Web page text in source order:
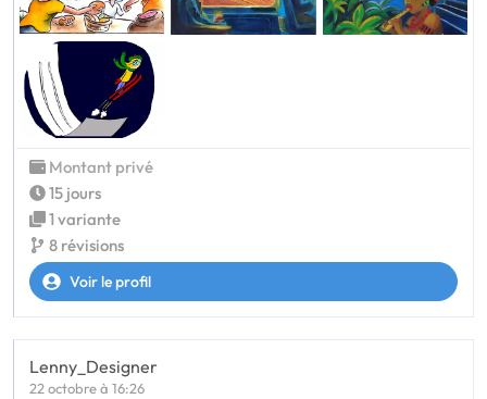
Montant privé
15 jours
1 variante
8 révisions
Voir le profil
Lenny_Designer
22 octobre à 16:26